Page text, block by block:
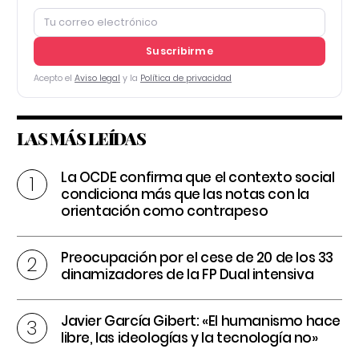
Suscribirme
Acepto el Aviso legal y la Política de privacidad
LAS MÁS LEÍDAS
La OCDE confirma que el contexto social
condiciona más que las notas con la
orientación como contrapeso
Preocupación por el cese de 20 de los 33
dinamizadores de la FP Dual intensiva
Javier García Gibert: «El humanismo hace
libre, las ideologías y la tecnología no»